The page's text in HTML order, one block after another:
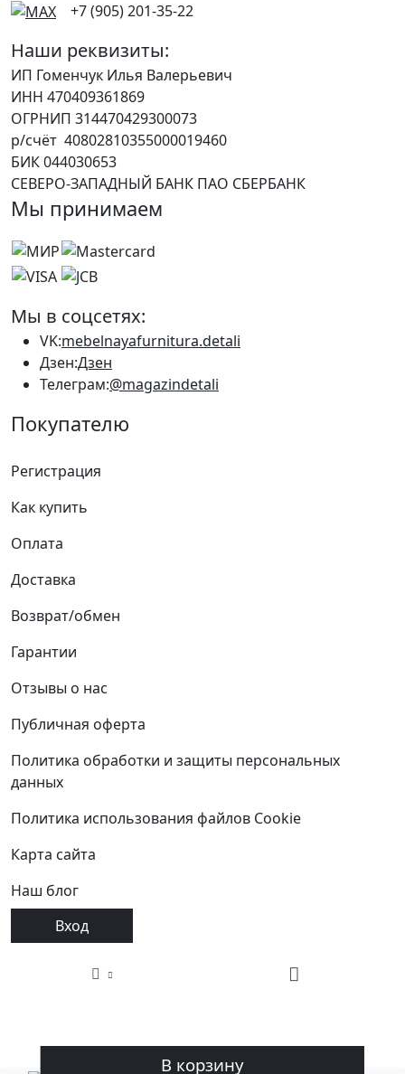
В корзину
+7 (905) 201-35-22
Наши реквизиты:
ИП Гоменчук Илья Валерьевич
ИНН 470409361869
ОГРНИП 314470429300073
р/счёт 40802810355000019460
БИК 044030653
СЕВЕРО-ЗАПАДНЫЙ БАНК ПАО СБЕРБАНК
Мы принимаем
Мы в соцсетях:
VK:mebelnayafurnitura.detali
Дзен:Дзен
Телеграм:@magazindetali
Покупателю
Регистрация
Как купить
Оплата
Доставка
Возврат/обмен
Гарантии
Отзывы о нас
Публичная оферта
Политика обработки и защиты персональных
данных
Политика использования файлов Cookie
Карта сайта
Наш блог
Вход